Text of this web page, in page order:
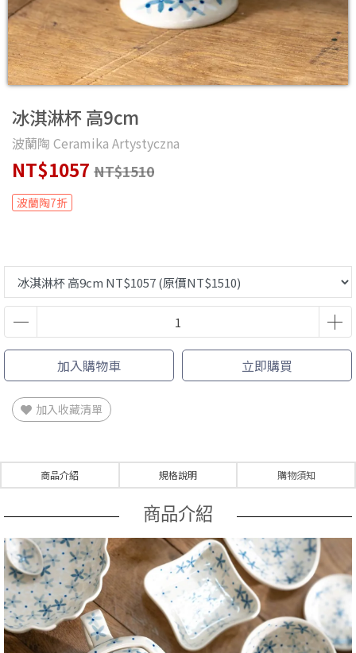
冰淇淋杯 高9cm
波蘭陶 Ceramika Artystyczna
NT$1057 NT$1510
波蘭陶7折
加入購物車 立即購買
加入收藏清單
商品介紹 規格說明 購物須知
商品介紹